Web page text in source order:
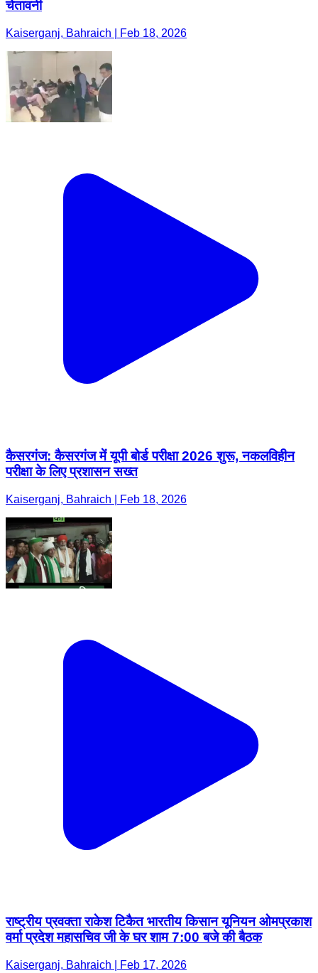
चेतावनी
Kaiserganj, Bahraich | Feb 18, 2026
कैसरगंज: कैसरगंज में यूपी बोर्ड परीक्षा 2026 शुरू, नकलविहीन
परीक्षा के लिए प्रशासन सख्त
Kaiserganj, Bahraich | Feb 18, 2026
राष्ट्रीय प्रवक्ता राकेश टिकैत भारतीय किसान यूनियन ओमप्रकाश
वर्मा प्रदेश महासचिव जी के घर शाम 7:00 बजे की बैठक
Kaiserganj, Bahraich | Feb 17, 2026